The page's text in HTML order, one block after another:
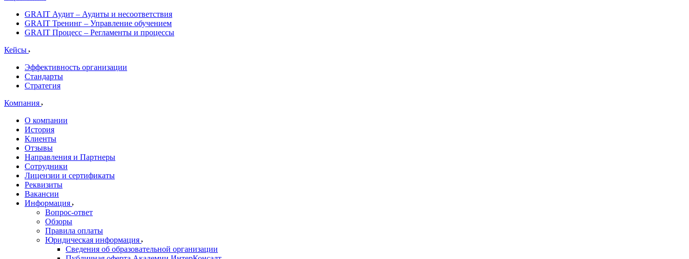
GRAIT Аудит – Аудиты и несоответствия
GRAIT Тренинг – Управление обучением
GRAIT Процесс – Регламенты и процессы
Кейсы
Эффективность организации
Стандарты
Стратегия
Компания
О компании
История
Клиенты
Отзывы
Направления и Партнеры
Сотрудники
Лицензии и сертификаты
Реквизиты
Вакансии
Информация
Вопрос-ответ
Обзоры
Правила оплаты
Юридическая информация
Сведения об образовательной организации